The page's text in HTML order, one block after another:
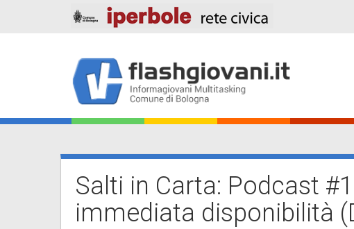
Main
navigation
Salti in Carta: Podcast
immediata disponibilità